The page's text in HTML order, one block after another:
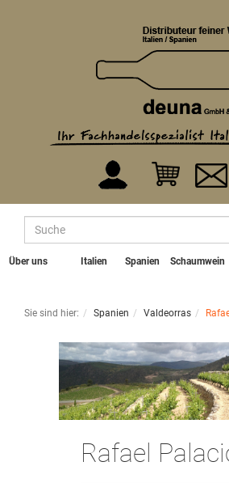
Über uns Italien Spanien Schaumwein
Sie sind hier: Spanien Valdeorras
Rafael